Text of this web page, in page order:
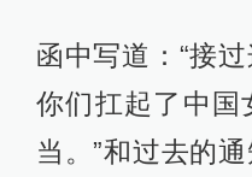
函中写道：“接
你们扛起了中国
当。”和过去的